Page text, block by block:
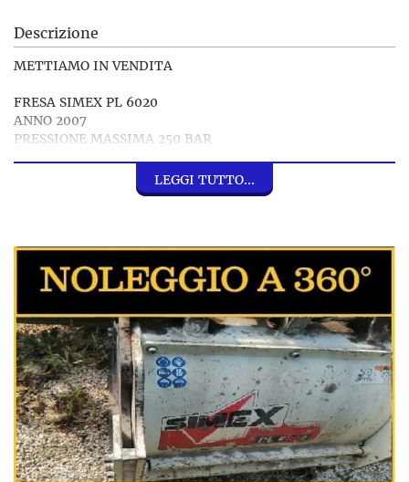
Descrizione
METTIAMO IN VENDITA
FRESA SIMEX PL 6020
ANNO 2007
PRESSIONE MASSIMA 250 BAR
VENDITA - NOLEGGIO - IMPORT/EXPORT
CATERPILLAR, VOLVO, MERLO, CASE, JCB, MANITOU,
KUBOTA, NEW HOLLAND, KOMATSU, BOBCAT, IHIMER,
HITACHI, YANMAR, KOBELCO, DOOSAN, LIEBHERR,
BENATI, POCLAINE, KRAMER, CAMS,
GRUPPO BARONE SRL
I nostri contatti:
Noleggio, amministrazione e assistenza:
Linea1. 0803258290
LEGGI TUTTO...